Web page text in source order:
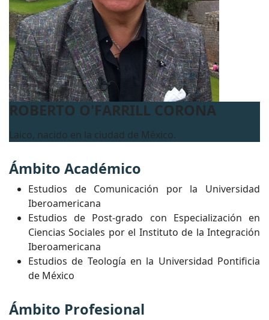
ROBERTO O'FARRILL CORONA
Laico, nacido en la ciudad de México.
Ámbito Académico
Estudios de Comunicación por la Universidad
Iberoamericana
Estudios de Post-grado con Especialización en
Ciencias Sociales por el Instituto de la Integración
Iberoamericana
Estudios de Teología en la Universidad Pontificia
de México
Ámbito Profesional